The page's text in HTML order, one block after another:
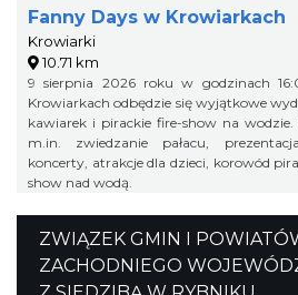
Fanny Days w Krowiarkach
Krowiarki
10.71 km
9 sierpnia 2026 roku w godzinach
Krowiarkach odbędzie się wyjątkowe
kawiarek i pirackie fire-show na
m.in. zwiedzanie pałacu,
koncerty, atrakcje dla dzieci, korowód
show nad wodą.
ZWIĄZEK GMIN I
ZACHODNIEGO